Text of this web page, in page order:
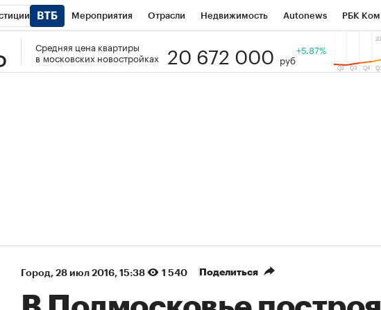
Мероприятия Отрасли Недвижимость Autonews РБК
управления РБК РБК Образование Тренды
Средняя цена квартиры
в московских новостройках
20 672 000 руб
+5.87%
Город⁠, 28 июл 2016, 15:38 1 540 Поделиться